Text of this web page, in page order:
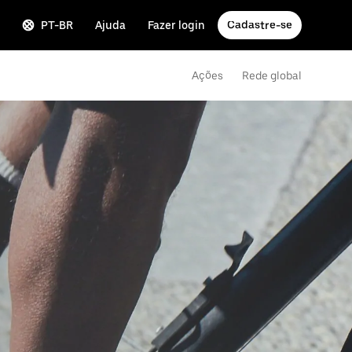
PT-BR Ajuda Fazer login Cadastre-se
Ações Rede global